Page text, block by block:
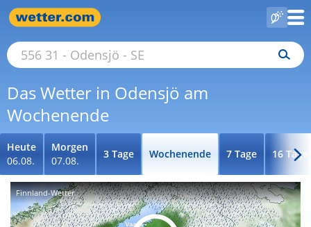
Das Wetter in Odensjö am
Wochenende
Heute
06.08.
Morgen
07.08.
3 Tage Wochenende 7 Tage 16 Tage
Finnland-Wetter